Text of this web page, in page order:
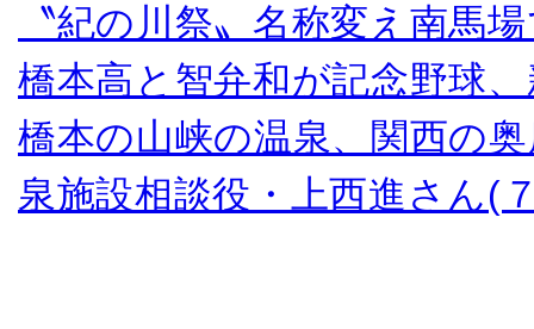
〝紀の川祭〟名称変え南馬
橋本高と智弁和が記念野球
橋本の山峡の温泉、関西の
泉施設相談役・上西進さん(